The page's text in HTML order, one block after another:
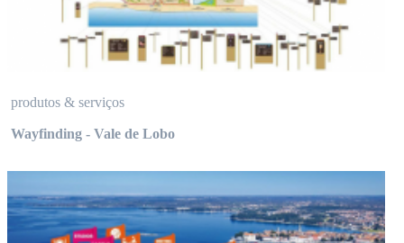
produtos & serviços
Wayfinding - Vale de Lobo